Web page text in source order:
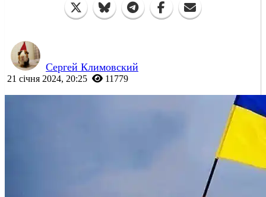
Сергей Климовский
21 січня 2024, 20:25 11779